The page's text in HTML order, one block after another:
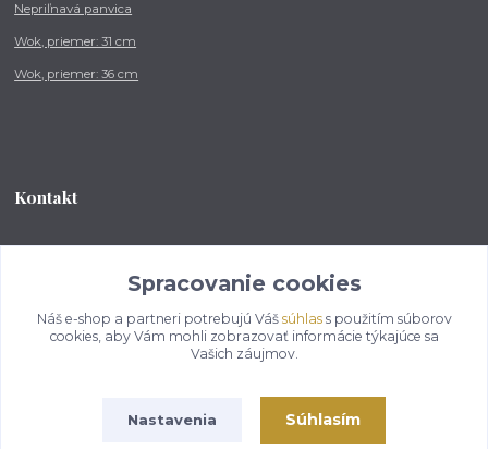
Nepriľnavá panvica
Wok, priemer: 31 cm
Wok, priemer: 36 cm
Kontakt
od 8:00 - do 16:00 hod
info@kotlikovesupravy.sk
Spracovanie cookies
Náš e-shop a partneri potrebujú Váš súhlass použitím súborov
cookies, aby Vám mohli zobrazovať informácie týkajúce sa
Vašich záujmov.
Nastavenia Súhlasím